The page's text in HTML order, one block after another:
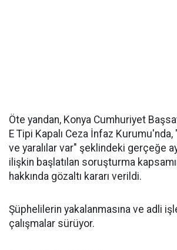
Öte yandan, Konya Cumhuriyet
E Tipi Kapalı Ceza İnfaz Kurumu'nda,
ve yaralılar var" şeklindeki gerçeğe
ilişkin başlatılan soruşturma
hakkında gözaltı kararı verildi.
Şüphelilerin yakalanmasına ve adli
çalışmalar sürüyor.